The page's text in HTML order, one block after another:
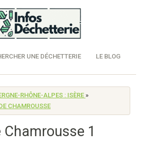
UNE DÉCHETTERIE LE BLOG
RHÔNE-ALPES : ISÈRE »
CHAMROUSSE
1